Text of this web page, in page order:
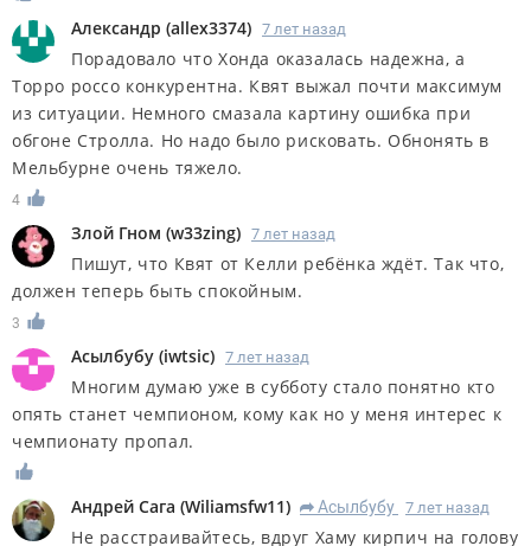
Александр (allex3374) 7 лет назад
Порадовало что Хонда оказалась надежна, а
Торро россо конкурентна. Квят выжал почти максимум
из ситуации. Немного смазала картину ошибка при
обгоне Стролла. Но надо было рисковать. Обнонять в
Мельбурне очень тяжело.
4
Злой Гном (w33zing) 7 лет назад
Пишут, что Квят от Келли ребёнка ждёт. Так что,
должен теперь быть спокойным.
3
Асылбубу (iwtsic) 7 лет назад
Многим думаю уже в субботу стало понятно кто
опять станет чемпионом, кому как но у меня интерес к
чемпионату пропал.
Андрей Сага (Wiliamsfw11) R Асылбубу 7 лет назад
Не расстраивайтесь, вдруг Хаму кирпич на голову